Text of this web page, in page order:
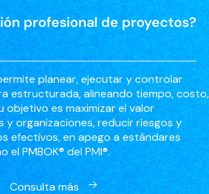
profesional de proyectos?
planear, ejecutar y controlar
estructurada, alineando tiempo, costo,
objetivo es maximizar el valor
y organizaciones, reducir riesgos y
efectivos, en apego a estándares
PMBOK® del PMI®.
Consulta más